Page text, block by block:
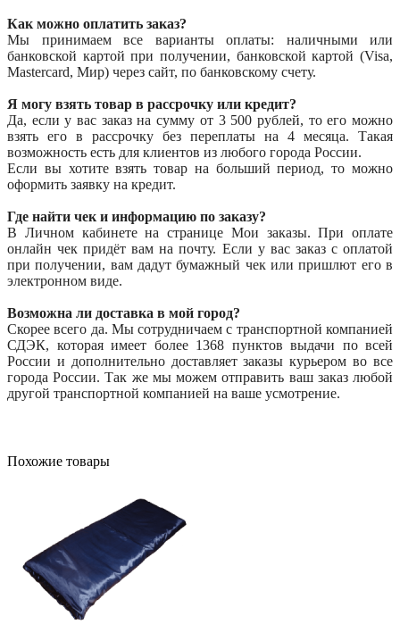
Как можно оплатить заказ?
Мы принимаем все варианты оплаты: наличными или
банковской картой при получении, банковской картой (Visa,
Mastercard, Мир) через сайт, по банковскому счету.
Я могу взять товар в рассрочку или кредит?
Да, если у вас заказ на сумму от 3 500 рублей, то его можно
взять его в рассрочку без переплаты на 4 месяца. Такая
возможность есть для клиентов из любого города России.
Если вы хотите взять товар на больший период, то можно
оформить заявку на кредит.
Где найти чек и информацию по заказу?
В Личном кабинете на странице Мои заказы. При оплате
онлайн чек придёт вам на почту. Если у вас заказ с оплатой
при получении, вам дадут бумажный чек или пришлют его в
электронном виде.
Возможна ли доставка в мой город?
Скорее всего да. Мы сотрудничаем с транспортной компанией
СДЭК, которая имеет более 1368 пунктов выдачи по всей
России и дополнительно доставляет заказы курьером во все
города России. Так же мы можем отправить ваш заказ любой
другой транспортной компанией на ваше усмотрение.
Похожие товары